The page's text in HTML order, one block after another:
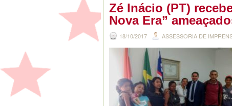
Zé Inácio (PT)
Nova Era”
18/10/2017 ASSESSORIA DE